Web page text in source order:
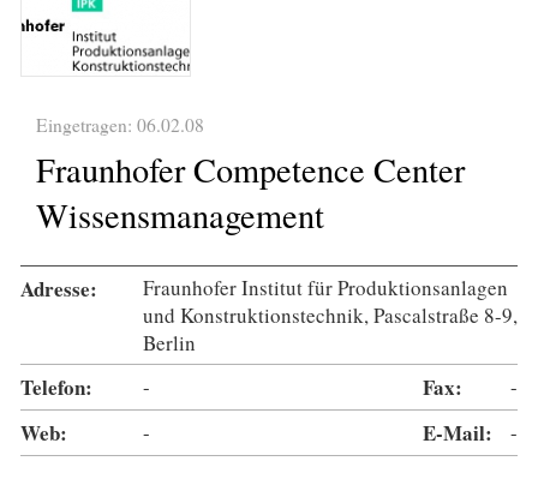
Eingetragen: 06.02.08
Fraunhofer Competence Center
Wissensmanagement
Adresse:
Fraunhofer Institut für Produktionsanlagen
und Konstruktionstechnik, Pascalstraße 8-9,
Berlin
Telefon: - Fax: -
Web: - E-Mail: -